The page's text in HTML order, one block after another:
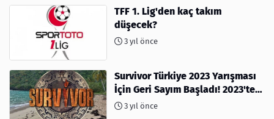
TFF 1. Lig'den kaç takım
düşecek?
3 yıl önce
Survivor Türkiye 2023 Yarışması
İçin Geri Sayım Başladı! 2023'te
kimler var?
3 yıl önce